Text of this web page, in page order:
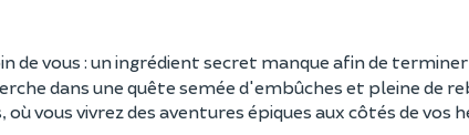
de vous : un ingrédient secret manque afin de
dans une quête semée d'embûches et pleine de
vous vivrez des aventures épiques aux côtés de vos